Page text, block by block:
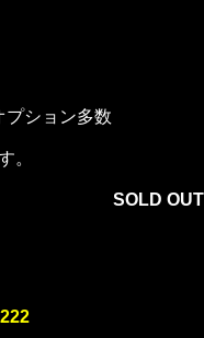
プション多数
。
SOLD OUT